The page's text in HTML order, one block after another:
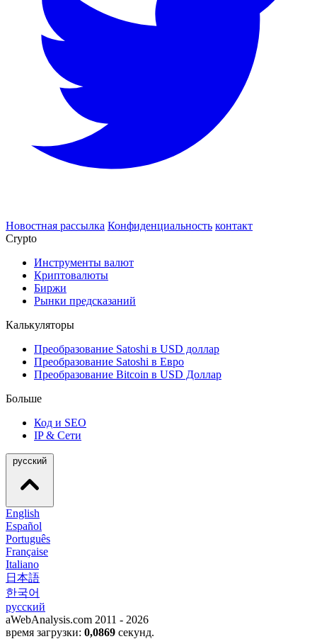
Новостная рассылка Конфиденциальность контакт
Crypto
Инструменты валют
Криптовалюты
Биржи
Рынки предсказаний
Калькуляторы
Преобразование Satoshi в USD доллар
Преобразование Satoshi в Евро
Преобразование Bitcoin в USD Доллар
Больше
Код и SEO
IP & Сети
English
Español
Português
Française
Italiano
日本語
한국어
русский
aWebAnalysis.com 2011 - 2026
время загрузки: 0,0869 секунд.